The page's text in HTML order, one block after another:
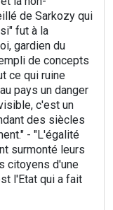
de Sarkozy qui
fut à la
gardien du
de concepts
ce qui ruine
pays un danger
c'est un
des siècles
- "L'égalité
surmonté leurs
citoyens d'une
l'Etat qui a fait